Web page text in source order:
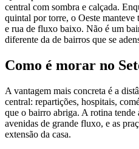
central com sombra e calçada.
quintal por torre, o Oeste manteve
e rua de fluxo baixo. Não é um
diferente da de bairros que se
Como é morar no
A vantagem mais concreta é a
central: repartições, hospitais,
que o bairro abriga. A rotina tende
avenidas de grande fluxo, e as
extensão da casa.